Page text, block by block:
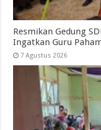
Resmikan Gedung
Ingatkan Guru
7 Agustus 2026